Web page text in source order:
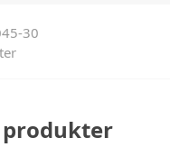
30
produkter